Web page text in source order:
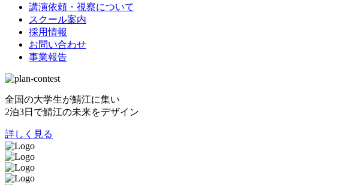
講演依頼・視察について
スクール案内
採用情報
お問い合わせ
事業報告
全国の大学生が鯖江に集い
2泊3日で鯖江の未来をデザイン
詳しく見る